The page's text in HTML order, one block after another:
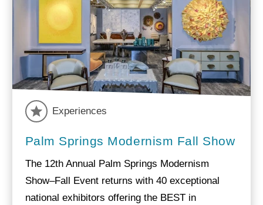
Experiences
Palm Springs Modernism Fall Show
The 12th Annual Palm Springs Modernism
Show–Fall Event returns with 40 exceptional
national exhibitors offering the BEST in